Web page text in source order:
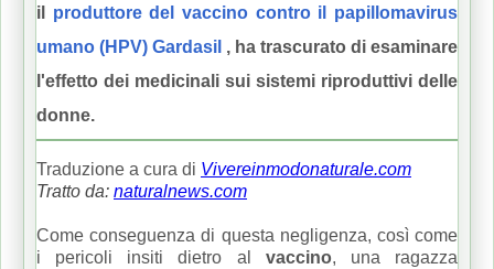
il produttore del vaccino contro il papillomavirus
umano (HPV) Gardasil , ha trascurato di esaminare
l'effetto dei medicinali sui sistemi riproduttivi delle
donne.
Traduzione a cura di Vivereinmodonaturale.com
Tratto da: naturalnews.com
Come conseguenza di questa negligenza, così come
i pericoli insiti dietro al vaccino, una ragazza